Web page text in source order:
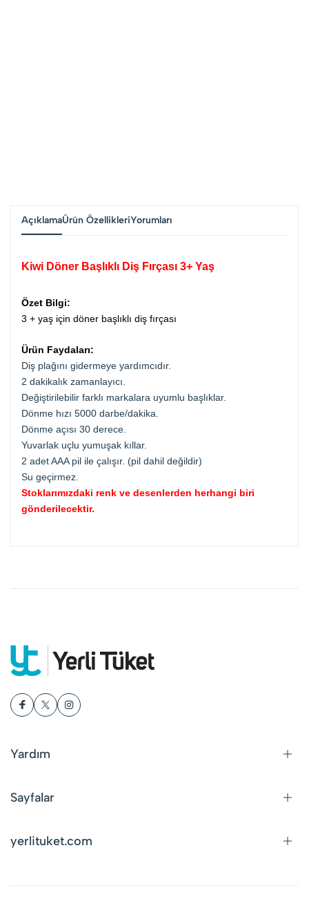
AçıklamaÜrün ÖzellikleriYorumları
Kiwi Döner Başlıklı Diş Fırçası 3+ Yaş
Özet Bilgi:
3 + yaş için döner başlıklı diş fırçası
Ürün Faydaları:
Diş plağını gidermeye yardımcıdır.
2 dakikalık zamanlayıcı.
Değiştirilebilir farklı markalara uyumlu başlıklar.
Dönme hızı 5000 darbe/dakika.
Dönme açısı 30 derece.
Yuvarlak uçlu yumuşak kıllar.
2 adet AAA pil ile çalışır. (pil dahil değildir)
Su geçirmez.
Stoklarımızdaki renk ve desenlerden herhangi biri
gönderilecektir.
Yardım
Sayfalar
yerlituket.com